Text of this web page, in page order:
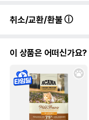
취소/교환/환불
이 상품은 어떠신가요?